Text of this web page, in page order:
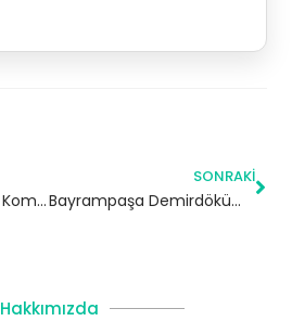
Tophane Viessmann Kombi Servisi – Beyoğlu Yetkili Servis
SONRAKI
Bayrampaşa Demirdöküm Kombi Servisi
Hakkımızda